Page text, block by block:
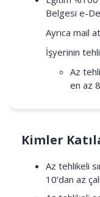
Belgesi e-
Ayrıca mail
İşyerinin
Az
en az
Kimler
Az tehlikeli
10’dan az